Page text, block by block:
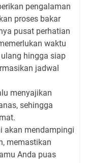
pengalaman
proses bakar
pusat perhatian
waktu
hingga siap
jadwal
menyajikan
sehingga
akan mendampingi
memastikan
Anda puas